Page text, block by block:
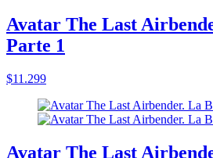
Avatar The Last
Parte 1
$11.299
Avatar The Last